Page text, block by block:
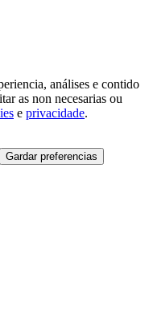
análises e contido
as non necesarias ou
e privacidade.
Gardar preferencias